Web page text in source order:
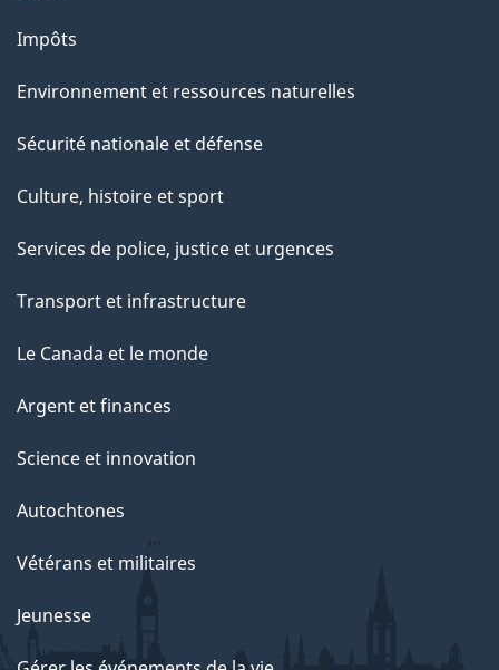
Impôts
Environnement et ressources naturelles
Sécurité nationale et défense
Culture, histoire et sport
Services de police, justice et urgences
Transport et infrastructure
Le Canada et le monde
Argent et finances
Science et innovation
Autochtones
Vétérans et militaires
Jeunesse